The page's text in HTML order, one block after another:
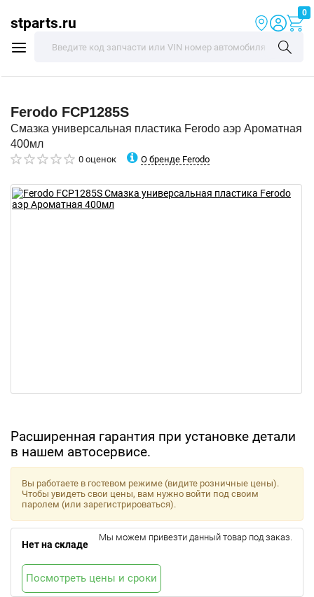
stparts.ru
0
Ferodo FCP1285S
Смазка универсальная пластика Ferodo аэр Ароматная
400мл
0 оценок О бренде Ferodo
Расширенная гарантия при установке детали
в нашем автосервисе.
Вы работаете в гостевом режиме (видите розничные цены).
Чтобы увидеть свои цены, вам нужно войти под своим
паролем (или зарегистрироваться).
Нет на складе
Мы можем привезти данный товар под заказ.
Посмотреть цены и сроки